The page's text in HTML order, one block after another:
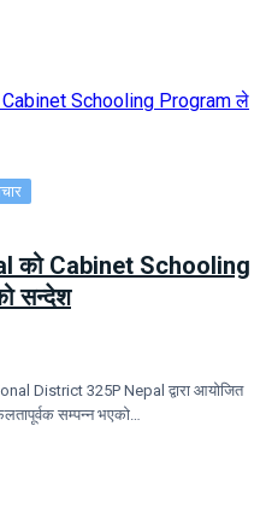
को Cabinet Schooling
सन्देश
District 325P Nepal द्वारा आयोजित
सम्पन्न भएको…